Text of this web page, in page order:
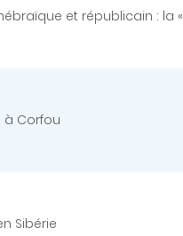
et républicain : la
à Corfou
Sibérie